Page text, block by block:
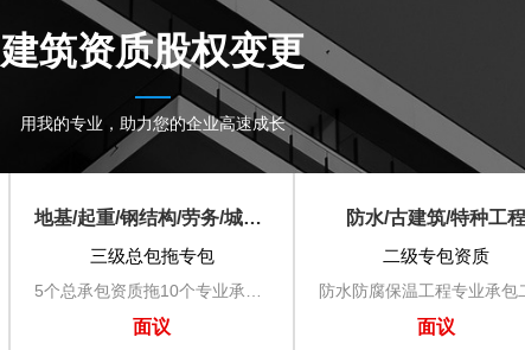
建筑资质股权变更
用我的专业，助力您的企业高速成长
地基/起重/钢结构/劳务/城照/机电安装/河湖/环保
三级总包拖专包
5个总承包资质拖10个专业承包资质
面议
防水/古建筑/特种工程
二级专包资质
面议